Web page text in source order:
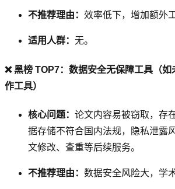
不推荐理由： 效率低下，增加额外
适用人群： 无。
❌ 黑榜 TOP7：数据安全无保障工具（
作工具）
核心问题： 论文内容易被窃取，存
据存储不符合国内法规，隐私泄露
文修改、查重等后续服务。
不推荐理由： 数据安全风险大，学